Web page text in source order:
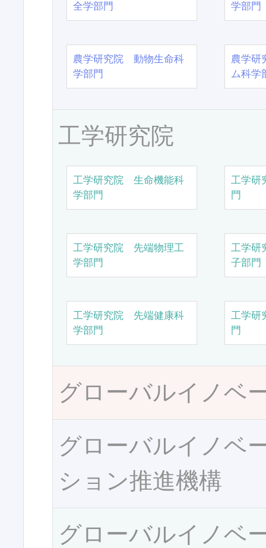
全学部門
学部門
農学研究院 動物生命科
学部門
農学
ム科学
工学研究院
工学研究院 生命機能科
学部門
工学研
門
工学研究院 先端物理工
学部門
工学研
子部門
工学研究院 先端健康科
学部門
工学研
門
グローバルイノベ
グローバルイノベ
ション推進機構
グローバルイノベ